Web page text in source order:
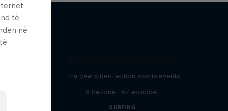
The year's best action sports events
9 Sezone · 67 episodet
SURFING
të
në